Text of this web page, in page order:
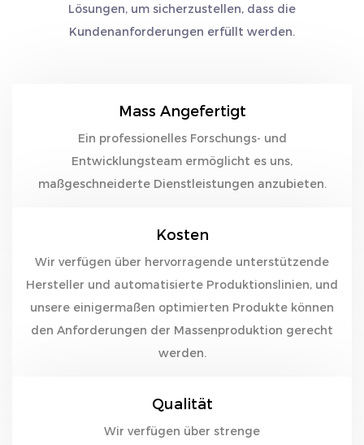
Lösungen, um sicherzustellen, dass die
Kundenanforderungen erfüllt werden.
Mass Angefertigt
Ein professionelles Forschungs- und
Entwicklungsteam ermöglicht es uns,
maßgeschneiderte Dienstleistungen anzubieten.
Kosten
Wir verfügen über hervorragende unterstützende
Hersteller und automatisierte Produktionslinien, und
unsere einigermaßen optimierten Produkte können
den Anforderungen der Massenproduktion gerecht
werden.
Qualität
Wir verfügen über strenge